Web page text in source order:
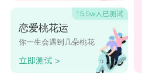
恋爱桃花运
你一生会遇到几朵桃花